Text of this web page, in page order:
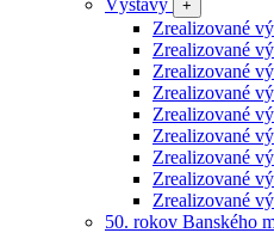
Výstavy
+
Zrealizované
Zrealizované
Zrealizované
Zrealizované
Zrealizované
Zrealizované
Zrealizované
Zrealizované
Zrealizované
50. rokov Banského